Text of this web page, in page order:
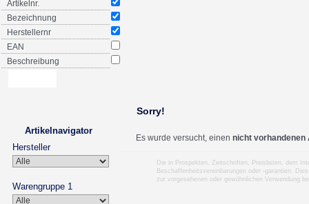
Artikelnr.
Bezeichnung
Herstellernr
EAN
Beschreibung
Artikelnavigator
Hersteller
Warengruppe 1
Sorry!
Es wurde versucht, einen nicht vorhandenen
Die in Prospekten, Zeitschriften, Preislisten, dem
Beschaffenheitsvereinbarungen oder -garantien.
zur vorgesehenen oder gewöhnlichen Verwendung